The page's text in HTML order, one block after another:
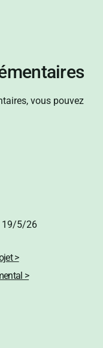
vous pouvez
19/5/26
>
>